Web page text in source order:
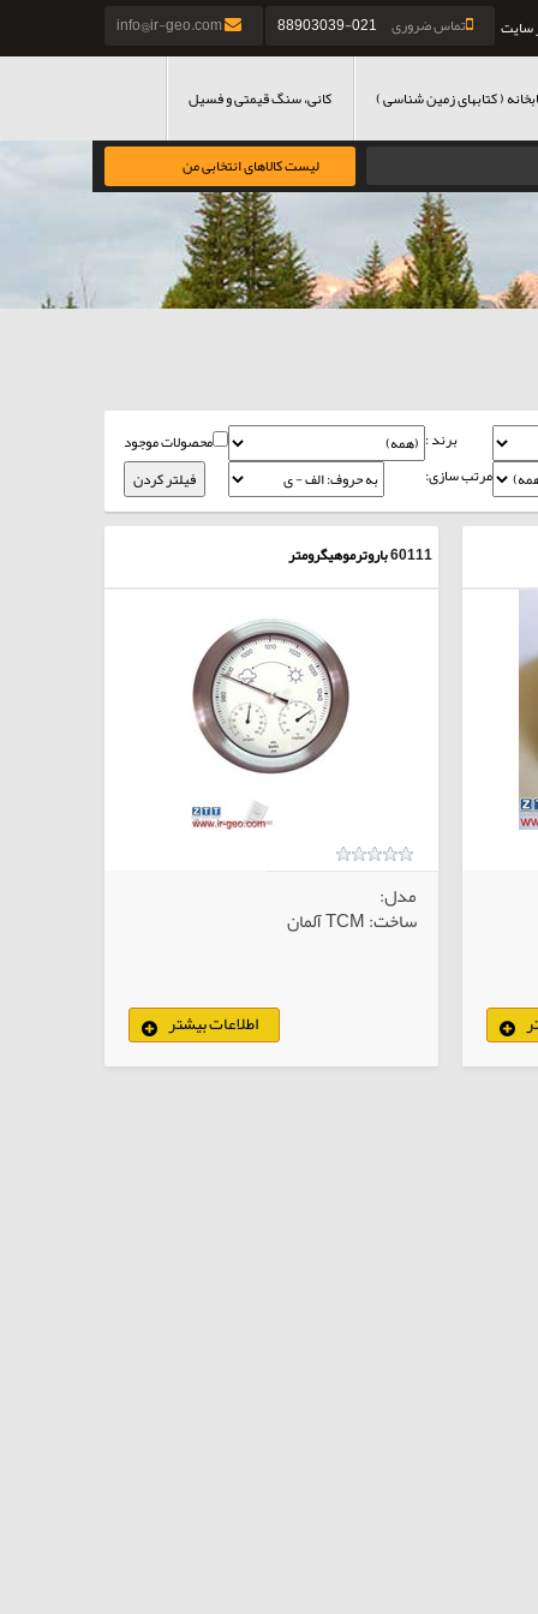
تماس ضروری 021-88903039 سایت
( کتابهای زمین شناسی ) کانی، سنگ قیمتی و فسیل
لیست کالاهای انتخابی من
برند :
محصولات موجود
مرتب سازی:
60111باروترموهیگرومتر
مدل:
ساخت: TCM آلمان
اطلاعات بیشتر انتخابی